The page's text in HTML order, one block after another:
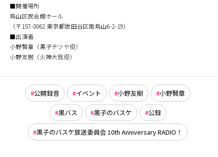
■開催場所
烏山区民会館ホール
（〒157-0062 東京都世田谷区南烏山6-2-19）
■出演者
小野賢章（黒子テツヤ役）
小野友樹（火神大我役）
公開録音 イベント 小野友樹 小野賢章
黒バス 黒子のバスケ 公録
黒子のバスケ放送委員会 10th Anniversary RADIO！